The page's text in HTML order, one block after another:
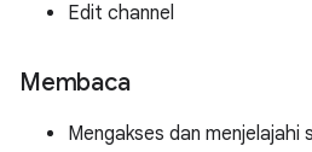
Edit channel
Membaca
Mengakses dan menjelajahi